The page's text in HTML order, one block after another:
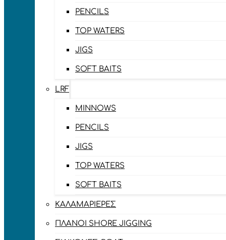
PENCILS
TOP WATERS
JIGS
SOFT BAITS
LRF
MINNOWS
PENCILS
JIGS
TOP WATERS
SOFT BAITS
ΚΑΛΑΜΑΡΙΈΡΕΣ
ΠΛΆΝΟΙ SHORE JIGGING